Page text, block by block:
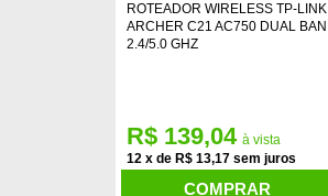
ROTEADOR WIRELESS TP-LINK
ARCHER C21 AC750 DUAL
2.4/5.0 GHZ
12 x de R$ 13,17
R$ 139,04
COMPRAR